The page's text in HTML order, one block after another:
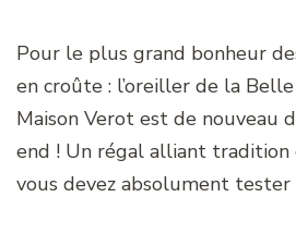
Pour le plus grand bonheur
en croûte : l’oreiller de la
Maison Verot est de nouveau
end ! Un régal alliant
vous devez absolument tester